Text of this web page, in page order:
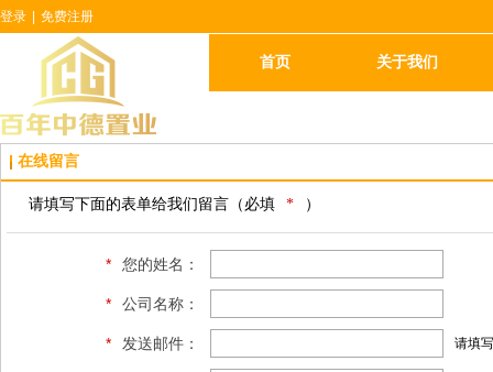
首页 关于我们
登录 免费注册
在线留言
请填写下面的表单给我们留言（必填 * ）
* 您的姓名：
* 公司名称：
* 发送邮件： 请填